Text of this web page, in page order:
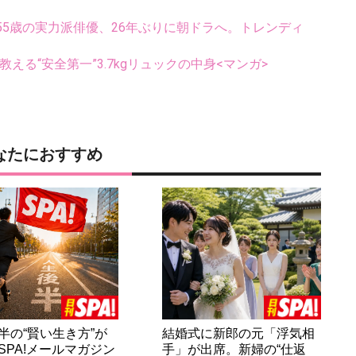
の実力派俳優、26年ぶりに朝ドラへ。トレンディ
る“安全第一”3.7kgリュックの中身<マンガ>
たにおすすめ
の“賢い生き方”が
メールマガジン
結婚式に新郎の元「浮気相
手」が出席。新婦の“仕返